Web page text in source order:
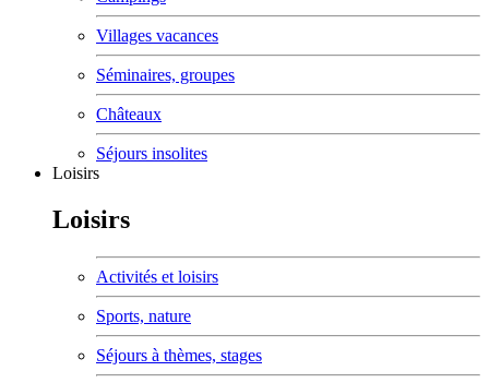
Villages vacances
Séminaires, groupes
Châteaux
Séjours insolites
Loisirs
Loisirs
Activités et loisirs
Sports, nature
Séjours à thèmes, stages